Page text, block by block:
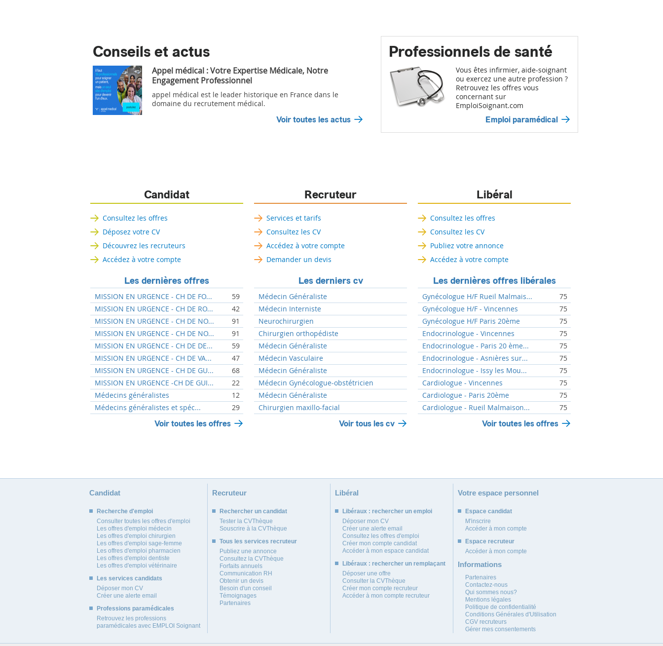
Conseils et actus
Appel médical : Votre Expertise Médicale, Notre
Engagement Professionnel
appel médical est le leader historique en France dans le
domaine du recrutement médical.
Voir toutes les actus
Professionnels de santé
Vous êtes infirmier, aide-soignant
ou exercez une autre profession ?
Retrouvez les offres vous
concernant sur
EmploiSoignant.com
Emploi paramédical
Candidat
Consultez les offres
Déposez votre CV
Découvrez les recruteurs
Accédez à votre compte
Les dernières offres
MISSION EN URGENCE - CH DE FO...
59
MISSION EN URGENCE - CH DE RO...
42
MISSION EN URGENCE - CH DE NO...
91
MISSION EN URGENCE - CH DE NO...
91
MISSION EN URGENCE - CH DE DE...
59
MISSION EN URGENCE - CH DE VA...
47
MISSION EN URGENCE - CH DE GU...
68
MISSION EN URGENCE -CH DE GUI...
22
Médecins généralistes
12
Médecins généralistes et spéc...
29
Voir toutes les offres
Recruteur
Services et tarifs
Consultez les CV
Accédez à votre compte
Demander un devis
Les derniers cv
Médecin Généraliste
Médecin Interniste
Neurochirurgien
Chirurgien orthopédiste
Médecin Généraliste
Médecin Vasculaire
Médecin Généraliste
Médecin Gynécologue-obstétricien
Médecin Généraliste
Chirurgien maxillo-facial
Voir tous les cv
Libéral
Consultez les offres
Consultez les CV
Publiez votre annonce
Accédez à votre compte
Les dernières offres libérales
Gynécologue H/F Rueil Malmais...
75
Gynécologue H/F - Vincennes
75
Gynécologue H/F Paris 20ème
75
Endocrinologue - Vincennes
75
Endocrinologue - Paris 20 ème...
75
Endocrinologue - Asnières sur...
75
Endocrinologue - Issy les Mou...
75
Cardiologue - Vincennes
75
Cardiologue - Paris 20ème
75
Cardiologue - Rueil Malmaison...
75
Voir toutes les offres
Candidat
Recherche d'emploi
Consulter toutes les offres d'emploi
Les offres d'emploi médecin
Les offres d'emploi chirurgien
Les offres d'emploi sage-femme
Les offres d'emploi pharmacien
Les offres d'emploi dentiste
Les offres d'emploi vétérinaire
Les services candidats
Déposer mon CV
Créer une alerte email
Professions paramédicales
Retrouvez les professions
paramédicales avec EMPLOI Soignant
Recruteur
Rechercher un candidat
Tester la CVThèque
Souscrire à la CVThèque
Tous les services recruteur
Publiez une annonce
Consultez la CVThèque
Forfaits annuels
Communication RH
Obtenir un devis
Besoin d'un conseil
Témoignages
Partenaires
Libéral
Libéraux : rechercher un emploi
Déposer mon CV
Créer une alerte email
Consultez les offres d'emploi
Créer mon compte candidat
Accéder à mon espace candidat
Libéraux : rechercher un remplaçant
Déposer une offre
Consulter la CVThèque
Créer mon compte recruteur
Accéder à mon compte recruteur
Votre espace personnel
Espace candidat
M'inscrire
Accéder à mon compte
Espace recruteur
Accéder à mon compte
Informations
Partenaires
Contactez-nous
Qui sommes nous?
Mentions légales
Politique de confidentialité
Conditions Générales d'Utilisation
CGV recruteurs
Gérer mes consentements